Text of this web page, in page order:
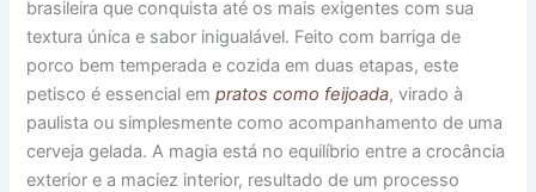
brasileira que conquista até os mais exigentes com sua
textura única e sabor inigualável. Feito com barriga de
porco bem temperada e cozida em duas etapas, este
petisco é essencial empratos como feijoada, virado à
paulista ou simplesmente como acompanhamento de uma
cerveja gelada. A magia está no equilíbrio entre a crocância
exterior e a maciez interior, resultado de um processo